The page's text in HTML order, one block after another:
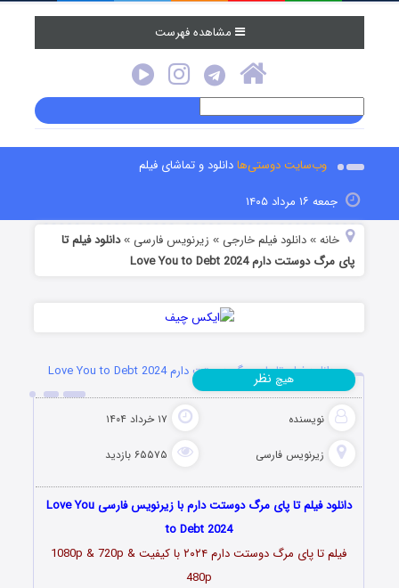
مشاهده فهرست
وب‌سایت دوستی‌هادانلود و تماشای فیلم
جمعه ۱۶ مرداد ۱۴۰۵
خانه »دانلود فیلم خارجی » زیرنویس فارسی »دانلود فیلم تا
پای مرگ دوستت دارم Love You to Debt 2024
دانلود فیلم تا پای مرگ دوستت دارم Love You to Debt 2024
نویسنده ۱۷ خرداد ۱۴۰۴
زیرنویس فارسی ۶۵۵۷۵ بازدید
هیچ نظر
دانلود فیلم تا پای مرگ دوستت دارم با زیرنویس فارسی Love You
to Debt 2024
فیلم تا پای مرگ دوستت دارم ۲۰۲۴ با کیفیت 1080p & 720p &
480p